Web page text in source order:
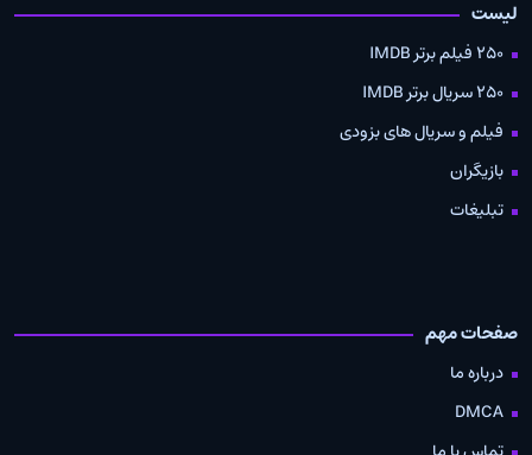
لیست
250 فیلم برتر IMDB
250 سریال برتر IMDB
فیلم و سریال های بزودی
بازیگران
تبلیغات
صفحات مهم
درباره ما
DMCA